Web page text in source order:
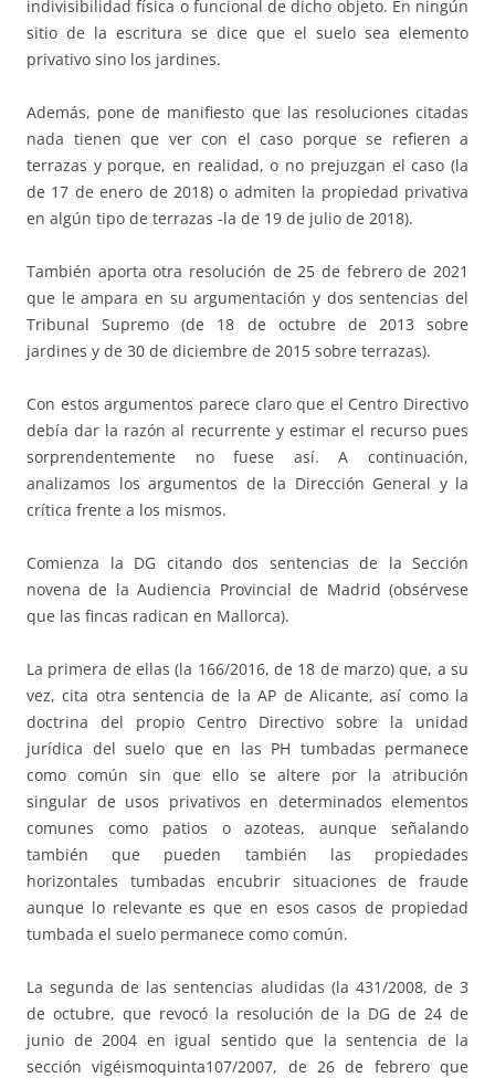
indivisibilidad física o funcional de dicho objeto. En ningún
sitio de la escritura se dice que el suelo sea elemento
privativo sino los jardines.
Además, pone de manifiesto que las resoluciones citadas
nada tienen que ver con el caso porque se refieren a
terrazas y porque, en realidad, o no prejuzgan el caso (la
de 17 de enero de 2018) o admiten la propiedad privativa
en algún tipo de terrazas -la de 19 de julio de 2018).
También aporta otra resolución de 25 de febrero de 2021
que le ampara en su argumentación y dos sentencias del
Tribunal Supremo (de 18 de octubre de 2013 sobre
jardines y de 30 de diciembre de 2015 sobre terrazas).
Con estos argumentos parece claro que el Centro Directivo
debía dar la razón al recurrente y estimar el recurso pues
sorprendentemente no fuese así. A continuación,
analizamos los argumentos de la Dirección General y la
crítica frente a los mismos.
Comienza la DG citando dos sentencias de la Sección
novena de la Audiencia Provincial de Madrid (obsérvese
que las fincas radican en Mallorca).
La primera de ellas (la 166/2016, de 18 de marzo) que, a su
vez, cita otra sentencia de la AP de Alicante, así como la
doctrina del propio Centro Directivo sobre la unidad
jurídica del suelo que en las PH tumbadas permanece
como común sin que ello se altere por la atribución
singular de usos privativos en determinados elementos
comunes como patios o azoteas, aunque señalando
también que pueden también las propiedades
horizontales tumbadas encubrir situaciones de fraude
aunque lo relevante es que en esos casos de propiedad
tumbada el suelo permanece como común.
La segunda de las sentencias aludidas (la 431/2008, de 3
de octubre, que revocó la resolución de la DG de 24 de
junio de 2004 en igual sentido que la sentencia de la
sección vigéismoquinta107/2007, de 26 de febrero que